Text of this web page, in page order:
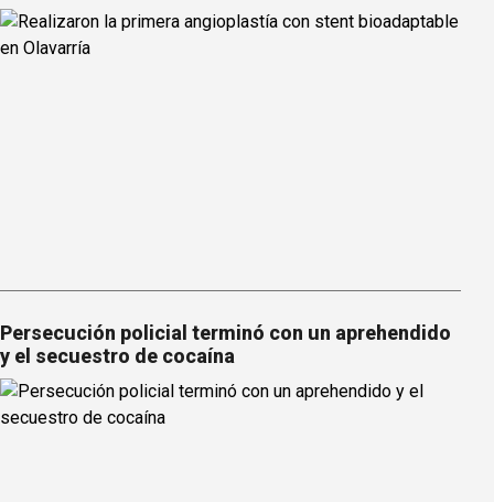
Persecución policial terminó con un aprehendido
y el secuestro de cocaína